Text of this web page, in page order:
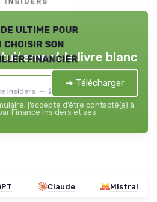
ultime pour
choisir son
financier
Insiders — 2026
le livre blanc
➔ Télécharger
j’accepte d’être contacté(e) à
Finance Insiders et ses
Claude Mistral